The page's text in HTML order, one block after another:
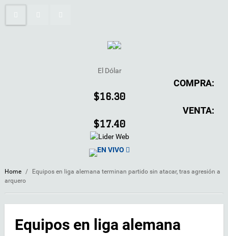
El Dólar
COMPRA:
$16.30
VENTA:
$17.40
EN VIVO
Home /
Equipos en liga alemana terminan partido sin atacar, tras agresión a
arquero
Equipos en liga alemana